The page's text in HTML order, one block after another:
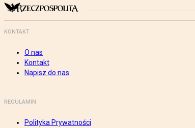
KONTAKT
O nas
Kontakt
Napisz do nas
REGULAMIN
Polityka Prywatności